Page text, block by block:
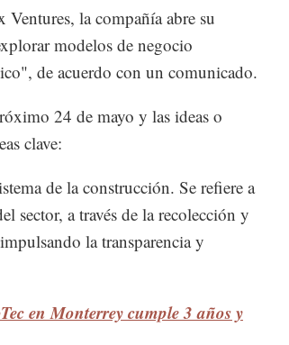
Ventures, la compañía abre su
modelos de negocio
de acuerdo con un comunicado.
24 de mayo y las ideas o
clave:
de la construcción. Se refiere a
sector, a través de la recolección y
la transparencia y
en Monterrey cumple 3 años y